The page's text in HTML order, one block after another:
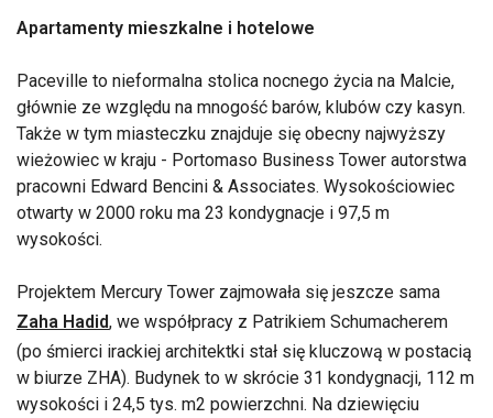
Apartamenty mieszkalne i hotelowe
Paceville to nieformalna stolica nocnego życia na Malcie,
głównie ze względu na mnogość barów, klubów czy kasyn.
Także w tym miasteczku znajduje się obecny najwyższy
wieżowiec w kraju - Portomaso Business Tower autorstwa
pracowni Edward Bencini & Associates. Wysokościowiec
otwarty w 2000 roku ma 23 kondygnacje i 97,5 m
wysokości.
Projektem Mercury Tower zajmowała się jeszcze sama
Zaha Hadid, we współpracy z Patrikiem Schumacherem
(po śmierci irackiej architektki stał się kluczową w postacią
w biurze ZHA). Budynek to w skrócie 31 kondygnacji, 112 m
wysokości i 24,5 tys. m2 powierzchni. Na dziewięciu